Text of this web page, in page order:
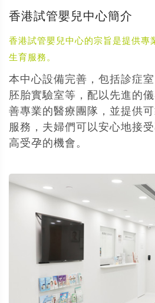
香港試管嬰兒中心簡介
香港試管嬰兒中心的宗旨是提供專
生育服務。
本中心設備完善，包括診症
胚胎實驗室等，配以先進的
善專業的醫療團隊，並提供
服務，夫婦們可以安心地接
高受孕的機會。